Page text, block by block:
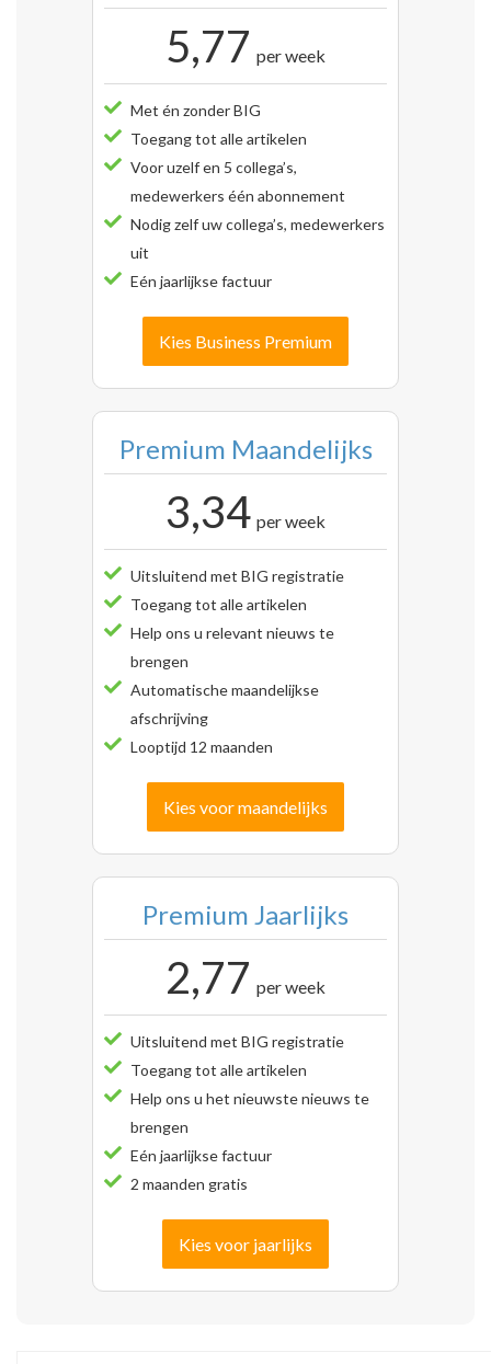
5,77 per week
Met én zonder BIG
Toegang tot alle artikelen
Voor uzelf en 5 collega’s,
medewerkers één abonnement
Nodig zelf uw collega’s, medewerkers
uit
Eén jaarlijkse factuur
Kies Business Premium
Premium Maandelijks
3,34 per week
Uitsluitend met BIG registratie
Toegang tot alle artikelen
Help ons u relevant nieuws te
brengen
Automatische maandelijkse
afschrijving
Looptijd 12 maanden
Kies voor maandelijks
Premium Jaarlijks
2,77 per week
Uitsluitend met BIG registratie
Toegang tot alle artikelen
Help ons u het nieuwste nieuws te
brengen
Eén jaarlijkse factuur
2 maanden gratis
Kies voor jaarlijks